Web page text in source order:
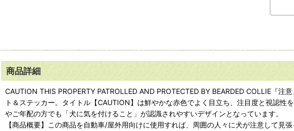
商品詳細
CAUTION THIS PROPERTY PATROLLED AND PROTECTED BY BEARDED COLLIE『
ト＆ステッカー。タイトル【CAUTION】は鮮やかな赤色でよく目立ち、注目度と視認
やご年配の方でも「犬に気を付けること」が認識されやすいデザインとなっています。
【商品概要】この商品を自動車/屋外用向けに使用すれば、周囲の人々に犬が注意して